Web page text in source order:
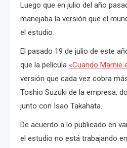
Luego que en julio del año
manejaba la versión que el
el estudio.
El pasado 19 de julio de este
que la película «Cuando Marnie
versión que cada vez cobra
Toshio Suzuki de la empresa,
junto con Isao Takahata.
De acuerdo a lo publicado en
el estudio no está trabajando